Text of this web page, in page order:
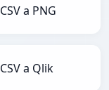
CSV a PNG
CSV a Qlik